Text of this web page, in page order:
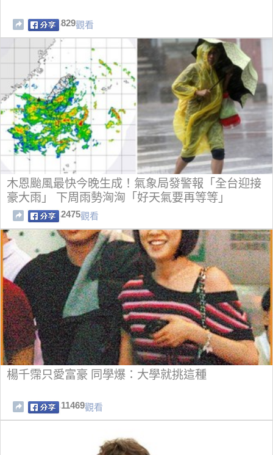
829觀看
木恩颱風最快今晚生成！氣象局發警報「全台迎接
豪大雨」 下周雨勢洶洶「好天氣要再等等」
2475觀看
楊千霈只愛富豪 同學爆：大學就挑這種
11469觀看